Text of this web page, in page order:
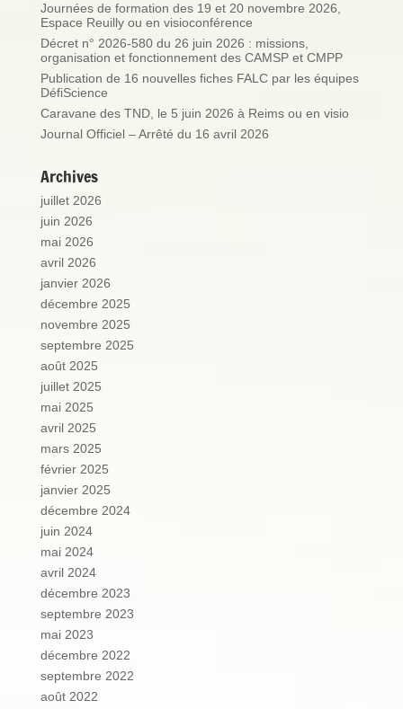
Journées de formation des 19 et 20 novembre 2026,
Espace Reuilly ou en visioconférence
Décret n° 2026-580 du 26 juin 2026 : missions,
organisation et fonctionnement des CAMSP et CMPP
Publication de 16 nouvelles fiches FALC par les équipes
DéfiScience
Caravane des TND, le 5 juin 2026 à Reims ou en visio
Journal Officiel – Arrêté du 16 avril 2026
Archives
juillet 2026
juin 2026
mai 2026
avril 2026
janvier 2026
décembre 2025
novembre 2025
septembre 2025
août 2025
juillet 2025
mai 2025
avril 2025
mars 2025
février 2025
janvier 2025
décembre 2024
juin 2024
mai 2024
avril 2024
décembre 2023
septembre 2023
mai 2023
décembre 2022
septembre 2022
août 2022